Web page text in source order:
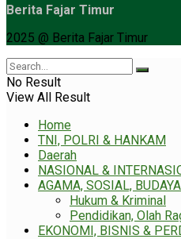
Berita Fajar Timur
2025 @ Berita Fajar Timur
No Result
View All Result
Home
TNI, POLRI & HANKAM
Daerah
NASIONAL &
AGAMA, SOSIAL,
Hukum & Kriminal
Pendidikan, Olah
EKONOMI, BISNIS &